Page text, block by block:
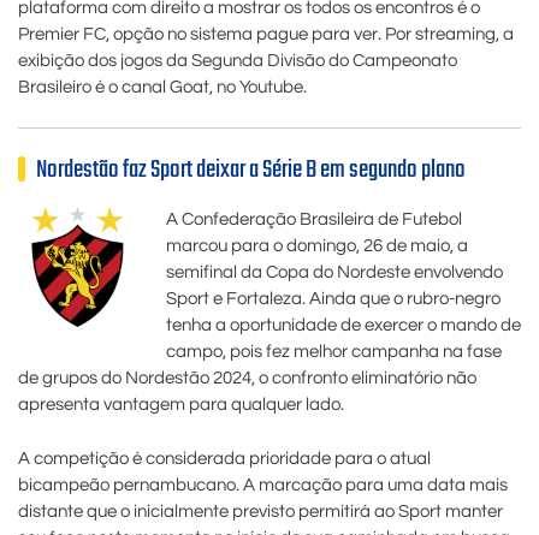
plataforma com direito a mostrar os todos os encontros é o
Premier FC, opção no sistema pague para ver. Por streaming, a
exibição dos jogos da Segunda Divisão do Campeonato
Brasileiro é o canal Goat, no Youtube.
Nordestão faz Sport deixar a Série B em segundo plano
A Confederação Brasileira de Futebol
marcou para o domingo, 26 de maio, a
semifinal da Copa do Nordeste envolvendo
Sport e Fortaleza. Ainda que o rubro-negro
tenha a oportunidade de exercer o mando de
campo, pois fez melhor campanha na fase
de grupos do Nordestão 2024, o confronto eliminatório não
apresenta vantagem para qualquer lado.
A competição é considerada prioridade para o atual
bicampeão pernambucano. A marcação para uma data mais
distante que o inicialmente previsto permitirá ao Sport manter